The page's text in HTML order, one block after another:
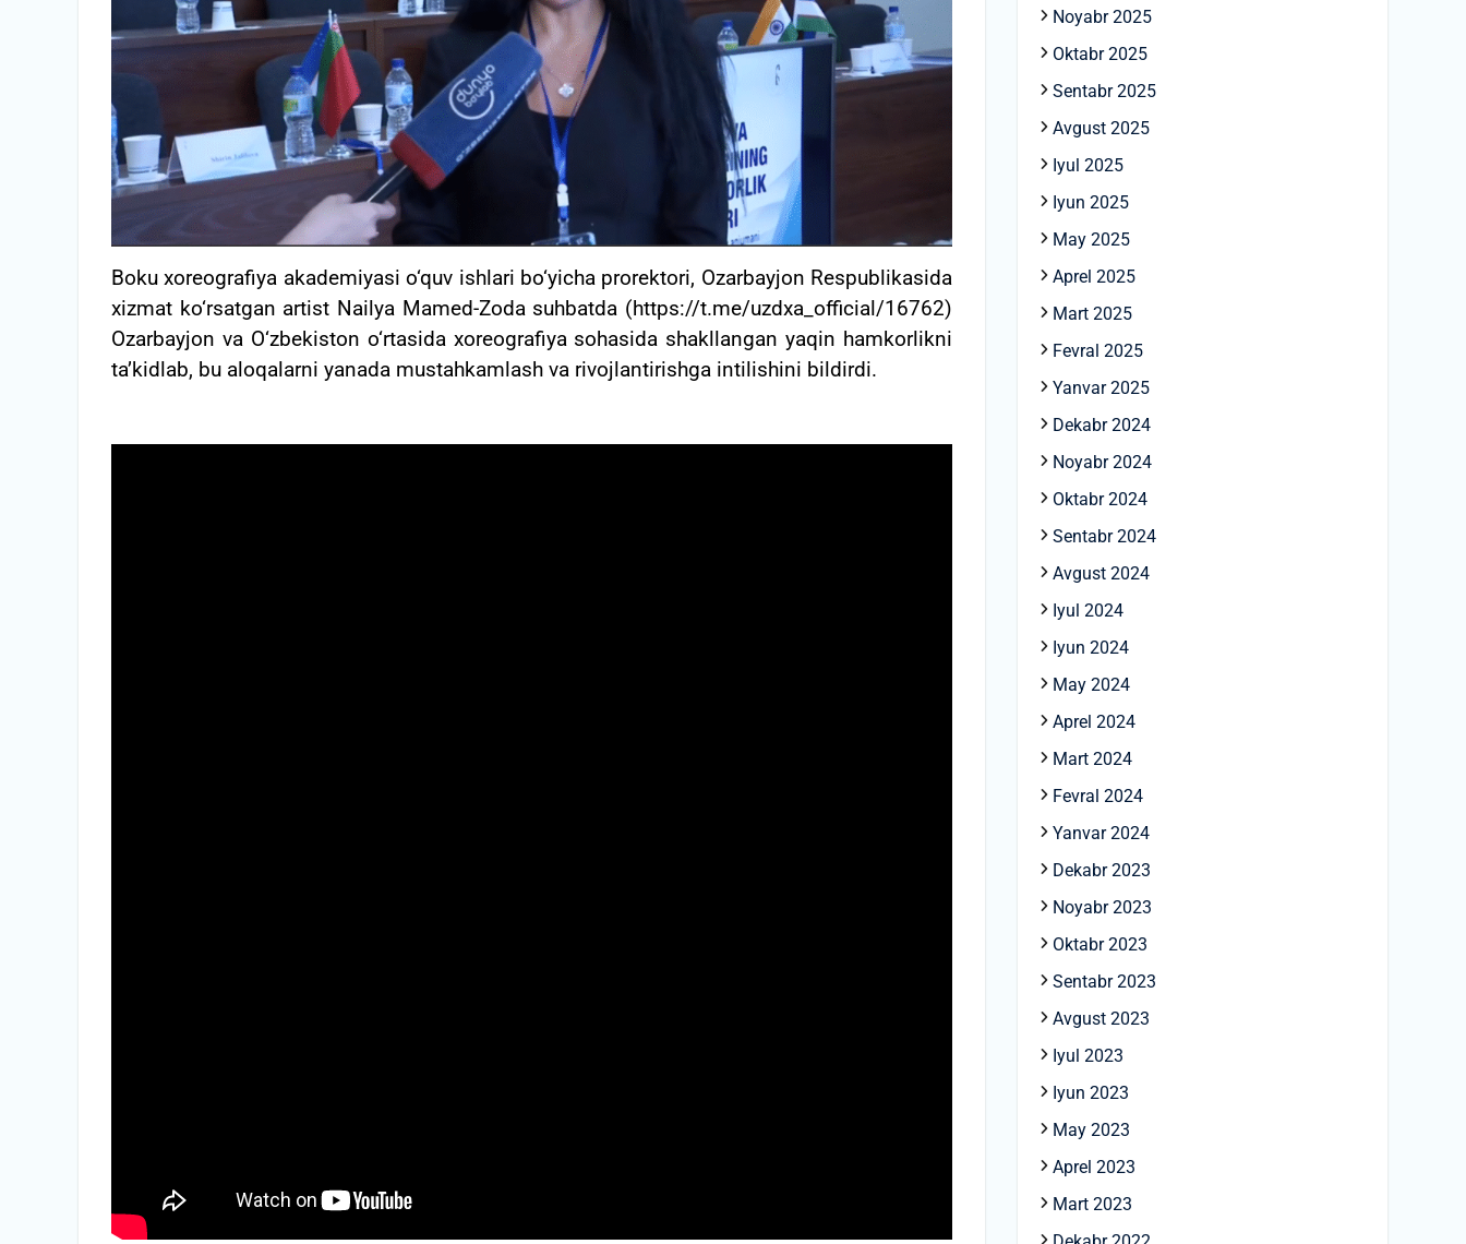
Boku xoreografiya akademiyasi o‘quv ishlari bo‘yicha prorektori, Ozarbayjon Respublikasida
xizmat ko‘rsatgan artist Nailya Mamed-Zoda suhbatda (https://t.me/uzdxa_official/16762)
Ozarbayjon va O‘zbekiston o‘rtasida xoreografiya sohasida shakllangan yaqin hamkorlikni
ta’kidlab, bu aloqalarni yanada mustahkamlash va rivojlantirishga intilishini bildirdi.
Noyabr 2025
Oktabr 2025
Sentabr 2025
Avgust 2025
Iyul 2025
Iyun 2025
May 2025
Aprel 2025
Mart 2025
Fevral 2025
Yanvar 2025
Dekabr 2024
Noyabr 2024
Oktabr 2024
Sentabr 2024
Avgust 2024
Iyul 2024
Iyun 2024
May 2024
Aprel 2024
Mart 2024
Fevral 2024
Yanvar 2024
Dekabr 2023
Noyabr 2023
Oktabr 2023
Sentabr 2023
Avgust 2023
Iyul 2023
Iyun 2023
May 2023
Aprel 2023
Mart 2023